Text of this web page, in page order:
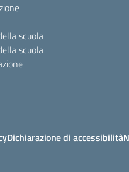
scuola
scuola
Dichiarazione di accessibilità